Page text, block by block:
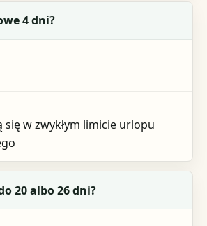
4 dni?
się w zwykłym limicie urlopu
20 albo 26 dni?